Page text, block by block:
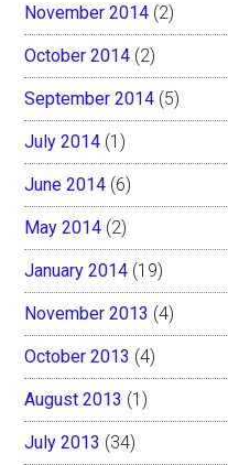
November 2014 (2)
October 2014 (2)
September 2014 (5)
July 2014 (1)
June 2014 (6)
May 2014 (2)
January 2014 (19)
November 2013 (4)
October 2013 (4)
August 2013 (1)
July 2013 (34)